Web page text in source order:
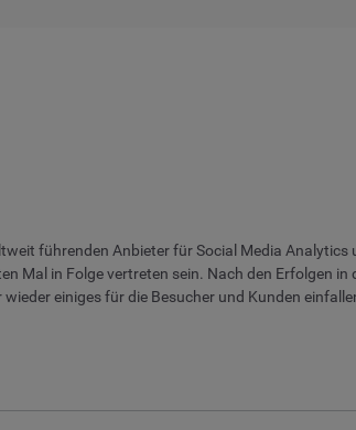
führenden Anbieter für Social Media
Mal in Folge vertreten sein. Nach den Erfolgen
einiges für die Besucher und Kunden